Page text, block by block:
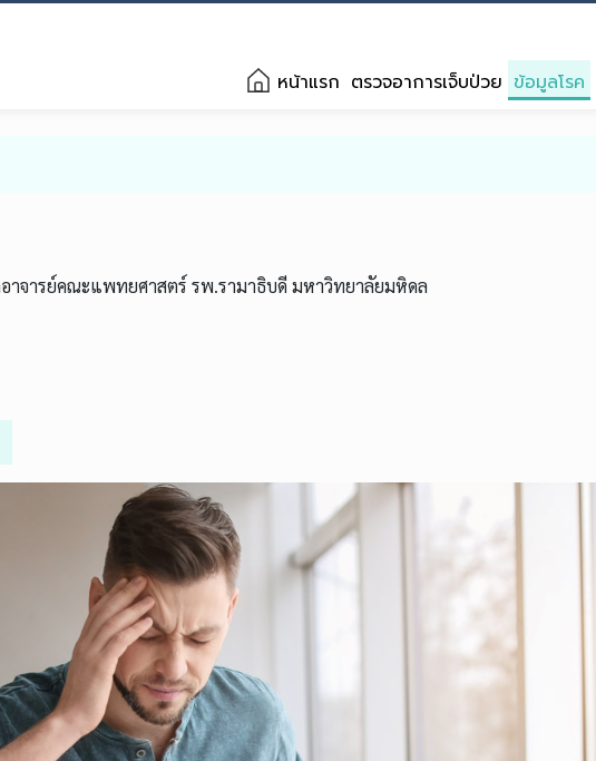
หน้าแรก ตรวจอาการเจ็บป่วย ข้อมูลโรค
าจารย์คณะแพทยศาสตร์ รพ.รามาธิบดี มหาวิทยาลัยมหิดล